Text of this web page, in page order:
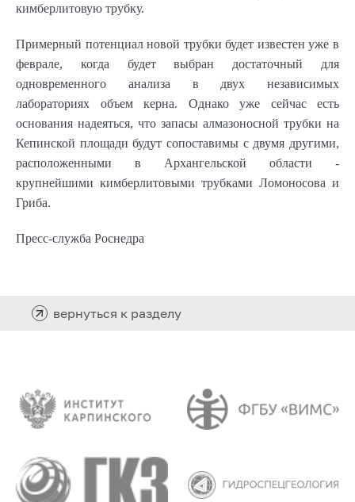
кимберлитовую трубку.
Примерный потенциал новой трубки будет известен уже в
феврале, когда будет выбран достаточный для
одновременного анализа в двух независимых
лабораториях объем керна. Однако уже сейчас есть
основания надеяться, что запасы алмазоносной трубки на
Кепинской площади будут сопоставимы с двумя другими,
расположенными в Архангельской области -
крупнейшими кимберлитовыми трубками Ломоносова и
Гриба.
Пресс-служба Роснедра
вернуться к разделу